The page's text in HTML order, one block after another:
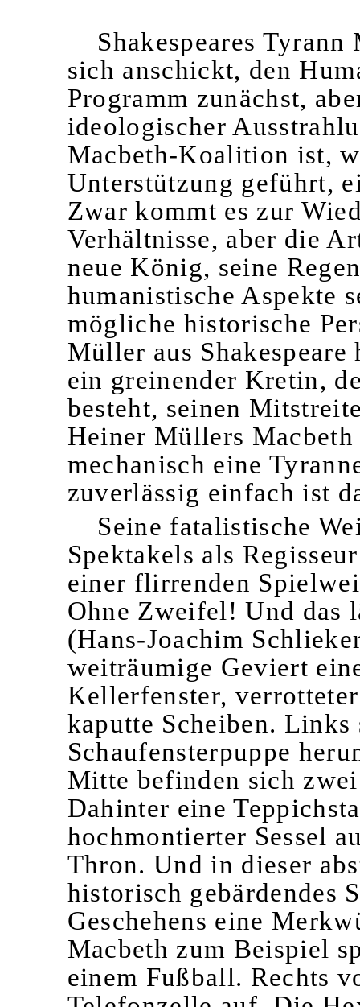
Shakespeares
sich anschickt, den
Programm zunächst,
ideologischer
Macbeth-Koalition ist,
Unterstützung geführt,
Zwar kommt es zur
Verhältnisse, aber die
neue König, seine
humanistische Aspekte
mögliche historische
Müller aus
ein greinender Kretin,
besteht, seinen
Heiner Müllers
mechanisch eine
zuverlässig einfach ist
Seine fatalistische
Spektakels als
einer flirrenden
Ohne Zweifel! Und das
(Hans-Joachim
weiträumige Geviert
Kellerfenster,
kaputte Scheiben. Links
Schaufensterpuppe
Mitte befinden sich
Dahinter eine
hochmontierter Sessel
Thron. Und in dieser
historisch gebärdendes
Geschehens eine
Macbeth zum Beispiel
einem Fußball. Rechts